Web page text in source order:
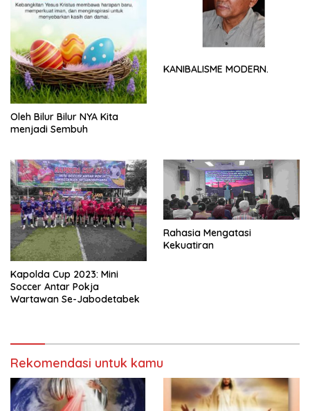
Oleh Bilur Bilur NYA Kita
menjadi Sembuh
KANIBALISME MODERN.
Kapolda Cup 2023: Mini
Soccer Antar Pokja
Wartawan Se-Jabodetabek
Rahasia Mengatasi
Kekuatiran
Rekomendasi untuk kamu